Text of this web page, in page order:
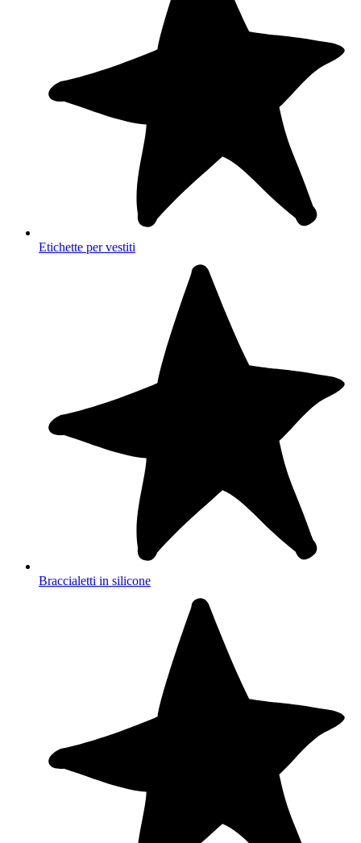
Etichette per vestiti
Braccialetti in silicone